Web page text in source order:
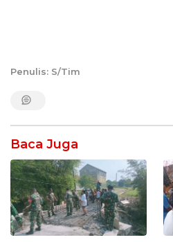
Penulis: S/Tim
Baca Juga